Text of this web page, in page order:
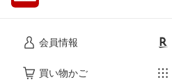
会員情報
買い物かご